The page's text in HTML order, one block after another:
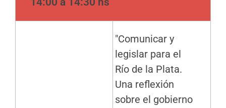
"Comunicar y
legislar para el
Río de la Plata.
Una reflexión
sobre el gobierno